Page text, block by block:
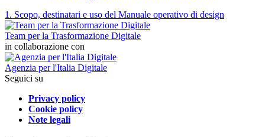
1. Scopo, destinatari e uso del Manuale operativo di design
Team per la Trasformazione Digitale
in collaborazione con
Agenzia per l'Italia Digitale
Seguici su
Privacy policy
Cookie policy
Note legali